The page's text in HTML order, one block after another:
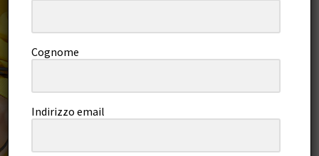
Cognome
Indirizzo email